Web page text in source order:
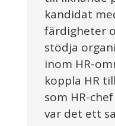
kandidat
färdigheter
stödja
inom HR-
koppla HR
som HR-
var det ett